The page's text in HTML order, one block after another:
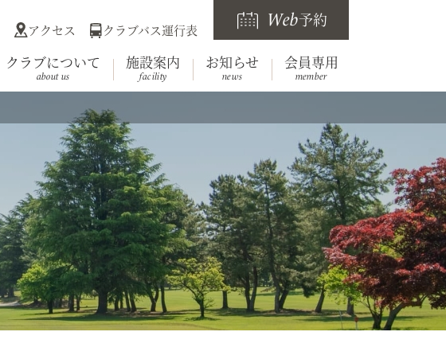
アクセス クラブバス運行表
Web予約
ホール
クラブについて
about us
クラブ概要
施設案内
facility
レストラン
お知らせ
news
会員専用
member
会員へのお知らせ